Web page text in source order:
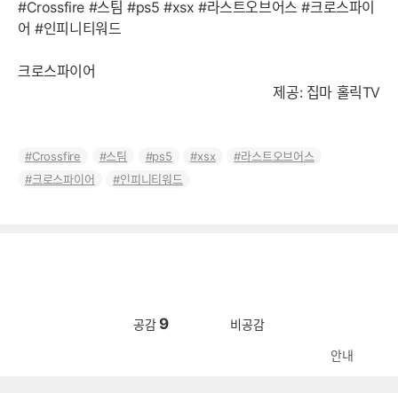
#Crossfire #스팀 #ps5 #xsx #라스트오브어스 #크로스파이
어 #인피니티워드
크로스파이어
제공: 집마 홀릭TV
Crossfire 스팀 ps5 xsx
라스트오브어스
크로스파이어
인피니티워드
공감 9 비공감
안내